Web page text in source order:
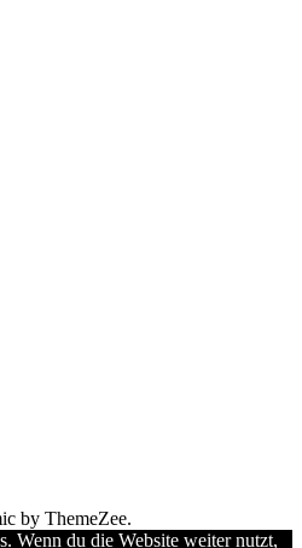
by ThemeZee.
Wenn du die Website weiter nutzt,